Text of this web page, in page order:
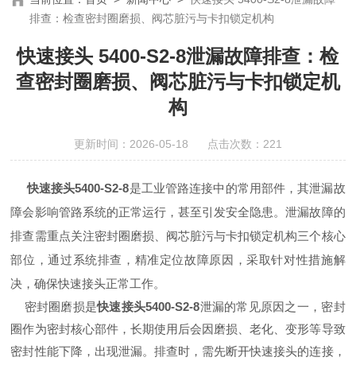
排查：检查密封圈磨损、阀芯脏污与卡扣锁定机构
快速接头 5400-S2-8泄漏故障排查：检
查密封圈磨损、阀芯脏污与卡扣锁定机
构
更新时间：2026-05-18 点击次数：221
快速接头5400-S2-8是工业管路连接中的常用部件，其泄漏故
障会影响管路系统的正常运行，甚至引发安全隐患。泄漏故障的
排查需重点关注密封圈磨损、阀芯脏污与卡扣锁定机构三个核心
部位，通过系统排查，精准定位故障原因，采取针对性措施解
决，确保快速接头正常工作。
密封圈磨损是快速接头5400-S2-8泄漏的常见原因之一，密封
圈作为密封核心部件，长期使用后会因磨损、老化、变形等导致
密封性能下降，出现泄漏。排查时，需先断开快速接头的连接，